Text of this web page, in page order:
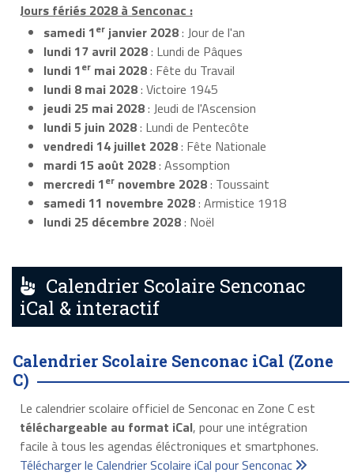
Jours fériés 2028 à Senconac :
samedi 1er janvier 2028: Jour de l'an
lundi 17 avril 2028: Lundi de Pâques
lundi 1er mai 2028: Fête du Travail
lundi 8 mai 2028: Victoire 1945
jeudi 25 mai 2028: Jeudi de l'Ascension
lundi 5 juin 2028: Lundi de Pentecôte
vendredi 14 juillet 2028: Fête Nationale
mardi 15 août 2028: Assomption
mercredi 1er novembre 2028: Toussaint
samedi 11 novembre 2028: Armistice 1918
lundi 25 décembre 2028: Noël
Calendrier Scolaire Senconac
iCal & interactif
Calendrier Scolaire Senconac iCal (Zone
C)
Le calendrier scolaire officiel de Senconac en Zone C est
téléchargeable au format iCal, pour une intégration
facile à tous les agendas éléctroniques et smartphones.
Télécharger le Calendrier Scolaire iCal pour Senconac